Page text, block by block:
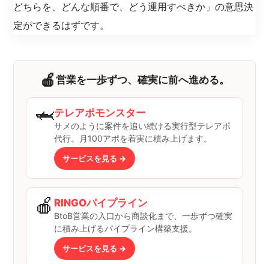
どちらを、どんな順番で、どう運用すべきか」の意思決
定ができるはずです。
🍎 営業を一歩ずつ、確実に前へ進める。
🦈テレアポモンスター
サメのように案件を追い続ける実行型テレアポ
代行。月100アポを着実に積み上げます。
サービスを見る →
🍎 RINGOパイプライン
BtoB営業の入口から商談化まで、一歩ずつ確実
に積み上げるパイプライン構築支援。
サービスを見る →